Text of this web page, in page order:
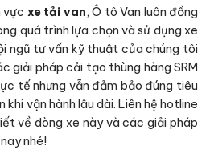
vực xe tải van, Ô tô Van luôn đồng
quá trình lựa chọn và sử dụng xe
ngũ tư vấn kỹ thuật của chúng tôi
giải pháp cải tạo thùng hàng SRM
tế nhưng vẫn đảm bảo đúng tiêu
vận hành lâu dài. Liên hệ hotline
về dòng xe này và các giải pháp
nhé!